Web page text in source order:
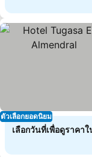
ตัวเลือกยอดนิยม
เลือกวันที่เพื่อดูราคา